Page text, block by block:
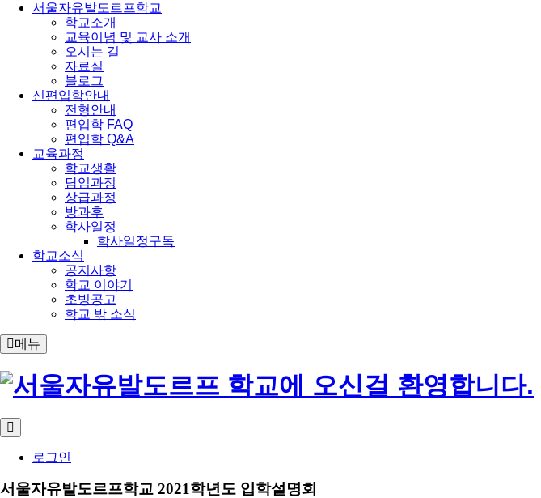
서울자유발도르프학교
학교소개
교육이념 및 교사 소개
오시는 길
자료실
블로그
신편입학안내
전형안내
편입학 FAQ
편입학 Q&A
교육과정
학교생활
담임과정
상급과정
방과후
학사일정
학사일정구독
학교소식
공지사항
학교 이야기
초빙공고
학교 밖 소식
메뉴
로그인
서울자유발도르프학교 2021학년도 입학설명회